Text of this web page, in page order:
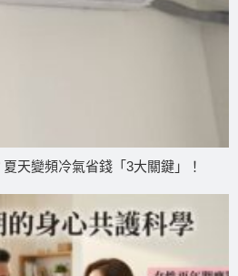
天變頻冷氣省錢「3大關鍵」！